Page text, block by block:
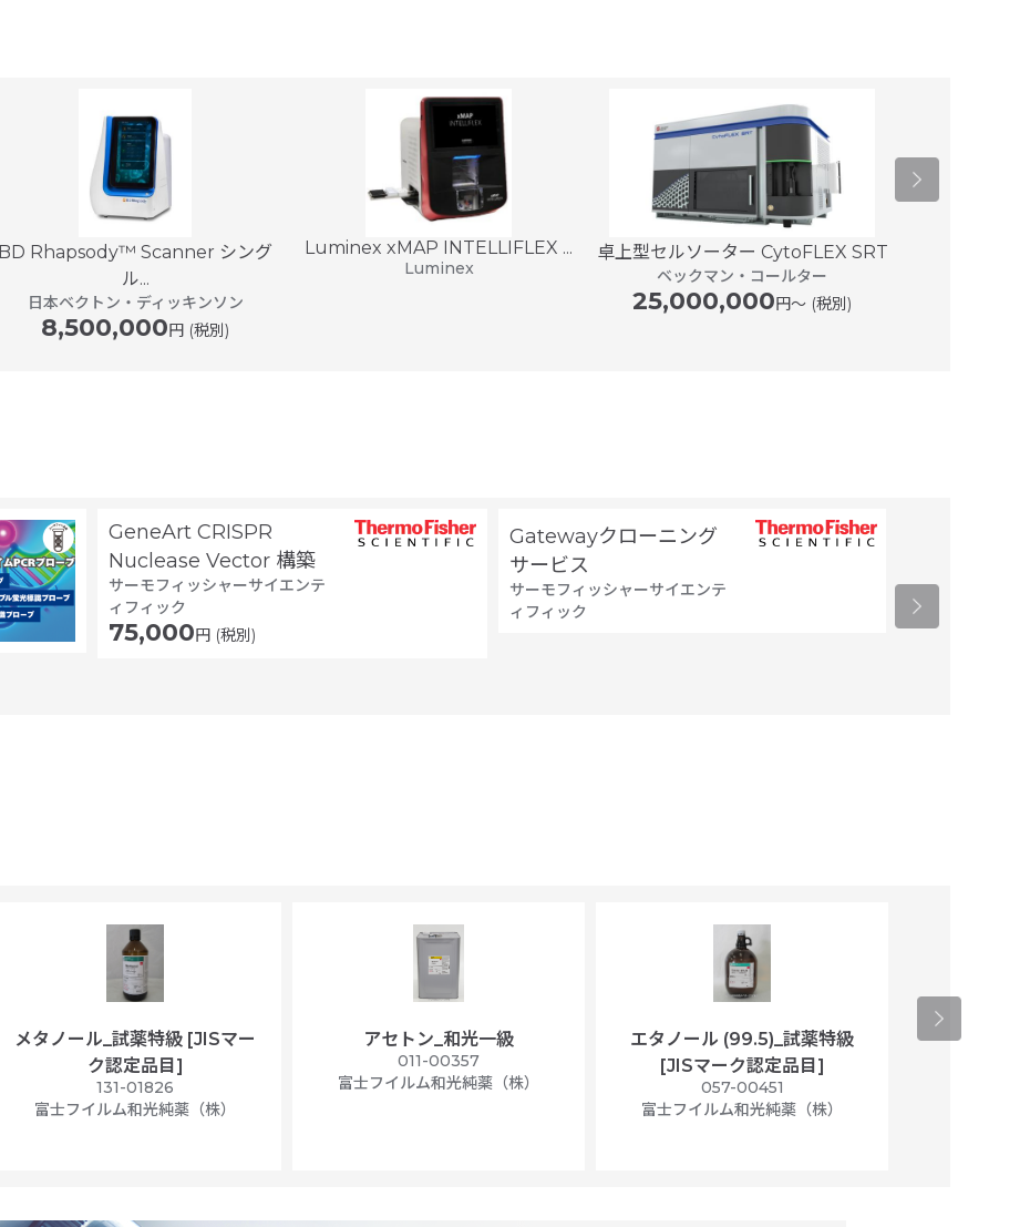
BD Rhapsody™ Scanner シング
ル...
日本ベクトン・ディッキンソン
8,500,000円 (税別)
Luminex xMAP INTELLIFLEX ...
Luminex
卓上型セルソーター CytoFLEX SRT
ベックマン・コールター
25,000,000円〜 (税別)
GeneArt CRISPR
Nuclease Vector 構築
サーモフィッシャーサイエンテ
ィフィック
75,000円 (税別)
Gatewayクローニング
サービス
サーモフィッシャーサイエンテ
ィフィック
サービス
サーモフィッシ
メタノール_試薬特級 [JISマー
ク認定品目]
131-01826
富士フイルム和光純薬（株）
アセトン_和光一級
011-00357
富士フイルム和光純薬（株）
エタノール (99.5)_試薬特級
[JISマーク認定品目]
057-00451
富士フイルム和光純薬（株）
アセトニト